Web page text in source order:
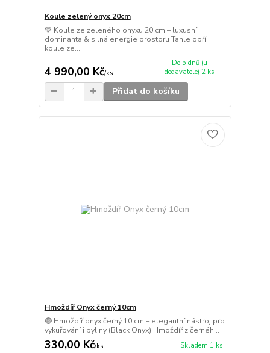
Koule zelený onyx 20cm
💚 Koule ze zeleného onyxu 20 cm – luxusní
dominanta & silná energie prostoru Tahle obří
koule ze...
4 990,00 Kč/ks
Do 5 dnů (u
dodavatele) 2 ks
Přidat do košíku
Hmoždíř Onyx černý 10cm
🟣 Hmoždíř onyx černý 10 cm – elegantní nástroj pro
vykuřování i byliny (Black Onyx) Hmoždíř z černéh...
330,00 Kč/ks Skladem 1 ks